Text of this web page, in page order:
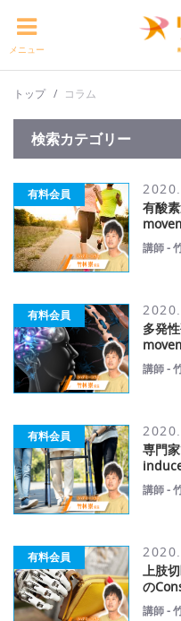
メニュー
トップ コラム
検索カテゴリー
有料会員
有酸
講師 -
有料会員
多発
講師 -
有料会員
専門
講師 -
有料会員
上肢
の
講師 -